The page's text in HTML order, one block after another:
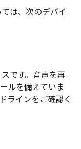
は、次のデバイ
です。音声を再
ルを備えていま
ラインをご確認く